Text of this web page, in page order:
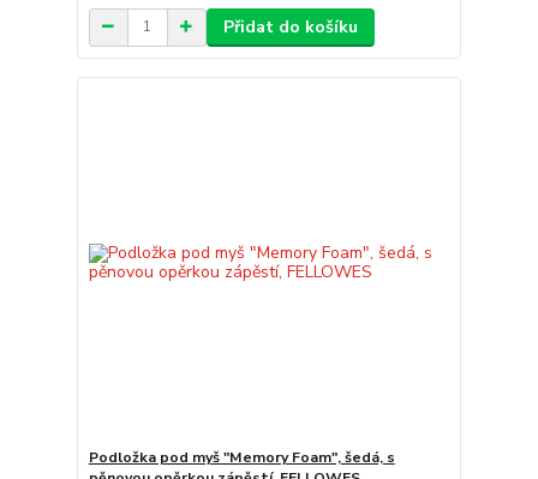
Přidat do košíku
Podložka pod myš "Memory Foam", šedá, s